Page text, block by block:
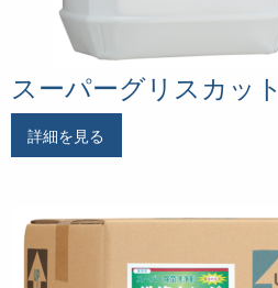
スーパーグリスカット
詳細を見る